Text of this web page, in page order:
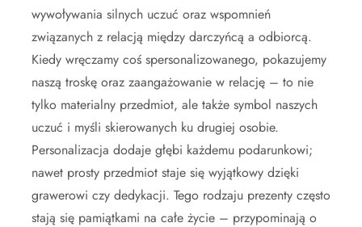
wywoływania silnych uczuć oraz wspomnień
związanych z relacją między darczyńcą a odbiorcą.
Kiedy wręczamy coś spersonalizowanego, pokazujemy
naszą troskę oraz zaangażowanie w relację – to nie
tylko materialny przedmiot, ale także symbol naszych
uczuć i myśli skierowanych ku drugiej osobie.
Personalizacja dodaje głębi każdemu podarunkowi;
nawet prosty przedmiot staje się wyjątkowy dzięki
grawerowi czy dedykacji. Tego rodzaju prezenty często
stają się pamiątkami na całe życie – przypominają o